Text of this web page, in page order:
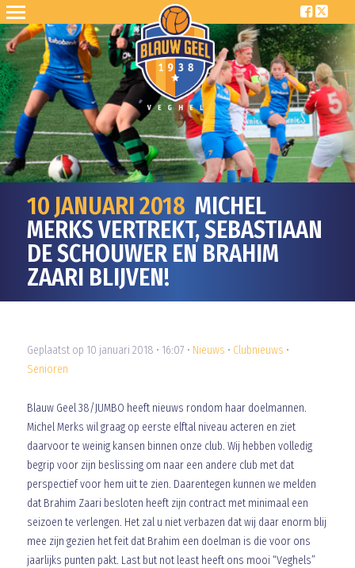
10 JANUARI 2018 MICHEL
MERKS VERTREKT, SEBASTIAAN
DE SCHOUWER EN BRAHIM
ZAARI BLIJVEN!
Geplaatst op 10 januari 2018 • 16:07 • Nieuws • Clubnieuws •
Senioren
Blauw Geel 38/JUMBO heeft nieuws rondom haar doelmannen.
Michel Merks wil graag op eerste elftal niveau acteren en ziet
daarvoor te weinig kansen binnen onze club. Wij hebben volledig
begrip voor zijn beslissing om naar een andere club met dat
perspectief voor hem uit te zien. Daarentegen kunnen we melden
dat Brahim Zaari besloten heeft zijn contract met minimaal een
seizoen te verlengen. Het zal u niet verbazen dat wij daar enorm blij
mee zijn gezien het feit dat Brahim een doelman is die voor ons
jaarlijks punten pakt. Last but not least heeft ons mooi “Veghels”